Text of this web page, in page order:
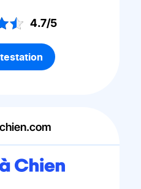
4.7/5